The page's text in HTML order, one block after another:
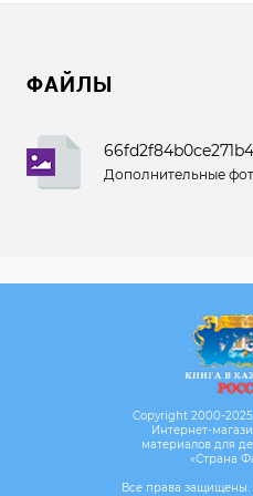
ФАЙЛЫ
Дополнительные
Copyright 2000-
Интернет-
материалов для
«Страна
Все права